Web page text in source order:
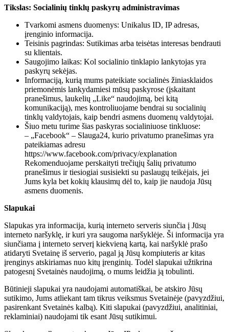
Tikslas: Socialinių tinklų paskyrų administravimas
Tvarkomi asmens duomenys: Unikalus ID, IP adresas,
įrenginio informacija.
Teisinis pagrindas: Sutikimas arba teisėtas interesas bendrauti
su klientais.
Saugojimo laikas: Kol socialinio tinklapio lankytojas yra
paskyrų sekėjas.
Informaciją, kurią mums pateikiate socialinės žiniasklaidos
priemonėmis lankydamiesi mūsų paskyrose (įskaitant
pranešimus, laukelių „Like“ naudojimą, bei kitą
komunikaciją), mes kontroliuojame bendrai su socialinių
tinklų valdytojais, kaip bendri asmens duomenų valdytojai.
Šiuo metu turime šias paskyras socialiniuose tinkluose:
– „Facebook“ – Slauga24, kurio privatumo pranešimas yra
pateikiamas adresu
https://www.facebook.com/privacy/explanation
Rekomenduojame perskaityti trečiųjų šalių privatumo
pranešimus ir tiesiogiai susisiekti su paslaugų teikėjais, jei
Jums kyla bet kokių klausimų dėl to, kaip jie naudoja Jūsų
asmens duomenis.
Slapukai
Slapukas yra informacija, kurią interneto serveris siunčia į Jūsų
interneto naršyklę, ir kuri yra saugoma naršyklėje. Ši informacija yra
siunčiama į interneto serverį kiekvieną kartą, kai naršyklė prašo
atidaryti Svetainę iš serverio, pagal ją Jūsų kompiuteris ar kitas
įrenginys atskiriamas nuo kitų įrenginių. Todėl slapukai užtikrina
patogesnį Svetainės naudojimą, o mums leidžia ją tobulinti.
Būtinieji slapukai yra naudojami automatiškai, be atskiro Jūsų
sutikimo, Jums atliekant tam tikrus veiksmus Svetainėje (pavyzdžiui,
pasirenkant Svetainės kalbą). Kiti slapukai (pavyzdžiui, analitiniai,
reklaminiai) naudojami tik esant Jūsų sutikimui.